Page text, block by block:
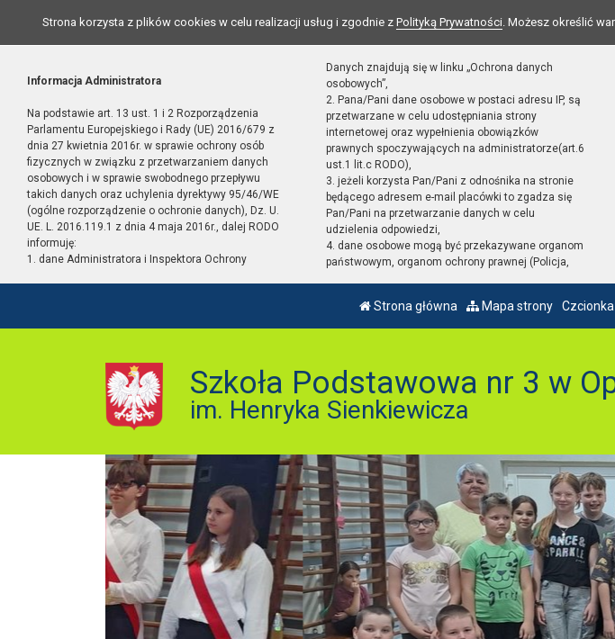
Strona korzysta z plików cookies w celu realizacji usług i zgodnie z Polityką Prywatności. Możesz określić
Informacja Administratora
Na podstawie art. 13 ust. 1 i 2 Rozporządzenia
Parlamentu Europejskiego i Rady (UE) 2016/679 z
dnia 27 kwietnia 2016r. w sprawie ochrony osób
fizycznych w związku z przetwarzaniem danych
osobowych i w sprawie swobodnego przepływu
takich danych oraz uchylenia dyrektywy 95/46/WE
(ogólne rozporządzenie o ochronie danych), Dz. U.
UE. L. 2016.119.1 z dnia 4 maja 2016r., dalej RODO
informuję:
1. dane Administratora i Inspektora Ochrony
Danych znajdują się w linku „Ochrona danych
osobowych”,
2. Pana/Pani dane osobowe w postaci adresu IP, są
przetwarzane w celu udostępniania strony
internetowej oraz wypełnienia obowiązków
prawnych spoczywających na administratorze(art.6
ust.1 lit.c RODO),
3. jeżeli korzysta Pan/Pani z odnośnika na stronie
będącego adresem e-mail placówki to zgadza się
Pan/Pani na przetwarzanie danych w celu
udzielenia odpowiedzi,
4. dane osobowe mogą być przekazywane organom
państwowym, organom ochrony prawnej (Policja,
Strona główna Mapa strony Czcionka
Szkoła Podstawowa nr 3 w
im. Henryka Sienkiewicza